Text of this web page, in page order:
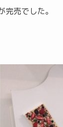
売でした。